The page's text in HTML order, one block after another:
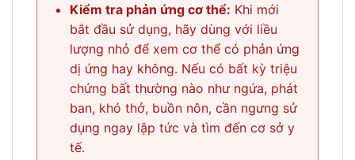
Kiểm tra phản ứng cơ thể: Khi mới
bắt đầu sử dụng, hãy dùng với liều
lượng nhỏ để xem cơ thể có phản ứng
dị ứng hay không. Nếu có bất kỳ triệu
chứng bất thường nào như ngứa, phát
ban, khó thở, buồn nôn, cần ngưng sử
dụng ngay lập tức và tìm đến cơ sở y
tế.